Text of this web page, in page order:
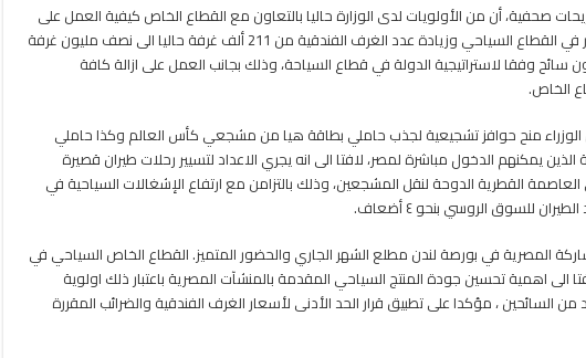
عهد
“العناني”
مغلقة
صحفية، أن من الأولويات لدى الوزارة حاليا بالتعاون مع القطاع الخاص كيفية العمل على
تحسين مناخ الاستثمار في القطاع السياحي وزيادة عدد الغرف الفندقية من 211 ألف غرفة حاليا الى نصف مليون غرفة
حتى 30 مليون سائح وفقا لاستراتيجية الدولة في قطاع السياحة، وذلك بجانب العمل على ازالة كافة
الخاص.
الوزراء منح حوافز تشجيعية لجذب حاملي بطاقة هيا من مشجعي كأس العالم وكذا حاملي
الذين يمكنهم الدخول مباشرة لمصر، لافتا الى انه يجري الاعداد لتسيير رحلات طيران قصيرة
القطرية الدوحة لنقل المشجعين، وذلك بالتزامن مع ارتفاع الإشغالات السياحية في
للسوق الروسي بنحو ٤ أضعاف.
المصرية في بورصة لندن مطلع الشهر الجاري والحضور المتميز. القطاع الخاص السياحي في
الى اهمية تحسين جودة المنتج السياحي المقدمة بالمنشآت المصرية باعتبار ذلك اولوية
السائحين ، مؤكدا على تطبيق قرار الحد الأدنى لأسعار الغرف الفندقية والضرائب المقررة